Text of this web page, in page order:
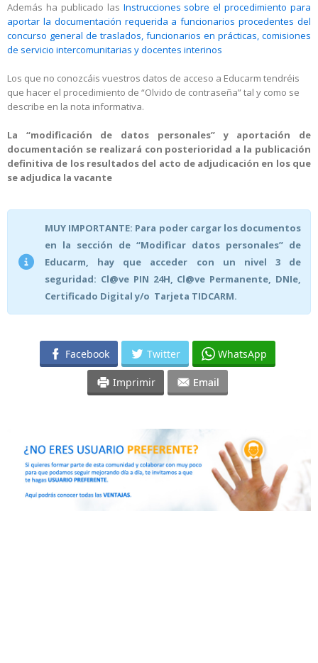
Además ha publicado las Instrucciones sobre el procedimiento para
aportar la documentación requerida a funcionarios procedentes del
concurso general de traslados, funcionarios en prácticas, comisiones
de servicio intercomunitarias y docentes interinos
Los que no conozcáis vuestros datos de acceso a Educarm tendréis
que hacer el procedimiento de “Olvido de contraseña” tal y como se
describe en la nota informativa.
La “modificación de datos personales” y aportación de
documentación se realizará con posterioridad a la publicación
definitiva de los resultados del acto de adjudicación en los que
se adjudica la vacante
MUY IMPORTANTE: Para poder cargar los documentos
en la sección de “Modificar datos personales” de
Educarm, hay que acceder con un nivel 3 de
seguridad: Cl@ve PIN 24H, Cl@ve Permanente, DNIe,
Certificado Digital y/o Tarjeta TIDCARM.
Facebook Twitter WhatsApp
Imprimir Email